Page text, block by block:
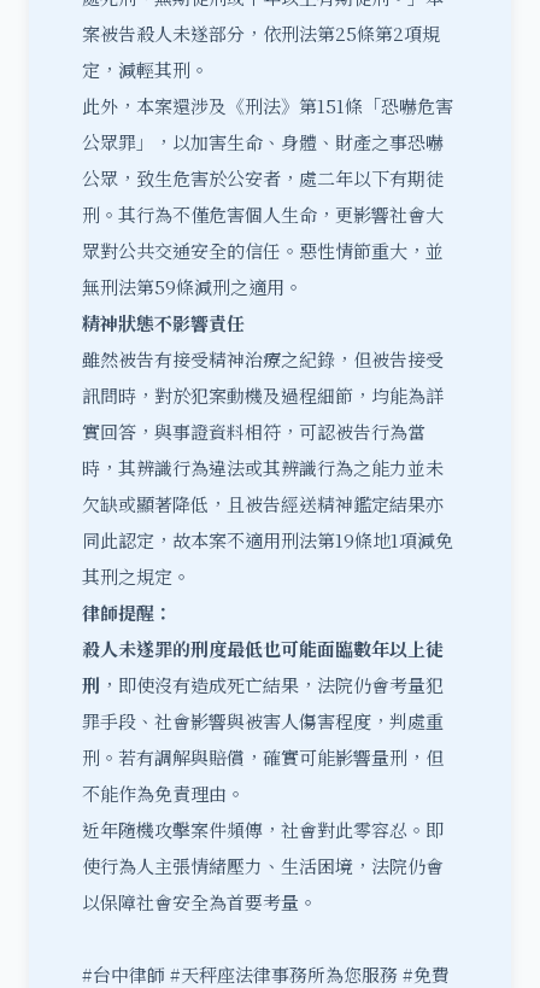
案被告殺人未遂部分，依刑法第25條第2項規
定，減輕其刑。
此外，本案還涉及《刑法》第151條「恐嚇危害
公眾罪」，以加害生命、身體、財產之事恐嚇
公眾，致生危害於公安者，處二年以下有期徒
刑。其行為不僅危害個人生命，更影響社會大
眾對公共交通安全的信任。惡性情節重大，並
無刑法第59條減刑之適用。
精神狀態不影響責任
雖然被告有接受精神治療之紀錄，但被告接受
訊問時，對於犯案動機及過程細節，均能為詳
實回答，與事證資料相符，可認被告行為當
時，其辨識行為違法或其辨識行為之能力並未
欠缺或顯著降低，且被告經送精神鑑定結果亦
同此認定，故本案不適用刑法第19條地1項減免
其刑之規定。
律師提醒：
殺人未遂罪的刑度最低也可能面臨數年以上徒
刑 ，即使沒有造成死亡結果，法院仍會考量犯
罪手段、社會影響與被害人傷害程度，判處重
刑。若有調解與賠償，確實可能影響量刑，但
不能作為免責理由。
近年隨機攻擊案件頻傳，社會對此零容忍。即
使行為人主張情緒壓力、生活困境，法院仍會
以保障社會安全為首要考量。
#台中律師 #天秤座法律事務所為您服務 #免費